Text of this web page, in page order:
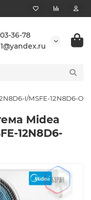
36-78
I/MSFE-12N8D6-O
Midea
12N8D6-